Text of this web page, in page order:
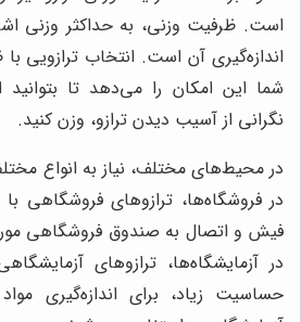
است. ظرفیت وزنی، به حداکثر وزنی
اندازه‌گیری آن است. انتخاب ترازویی
شما این امکان را می‌دهد تا
نگرانی از آسیب دیدن ترازو، وزن کنید.
در محیط‌های مختلف، نیاز به انواع
در فروشگاه‌ها، ترازوهای فروشگاهی
فیش و اتصال به صندوق فروشگاهی مورد
در آزمایشگاه‌ها، ترازوهای
حساسیت زیاد، برای اندازه‌گیری